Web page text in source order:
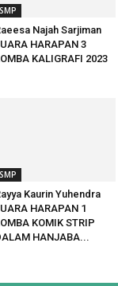
SMP
Najah Sarjiman
HARAPAN 3
KALIGRAFI 2023
SMP
Kaurin Yuhendra
HARAPAN 1
KOMIK STRIP
HANJABA...